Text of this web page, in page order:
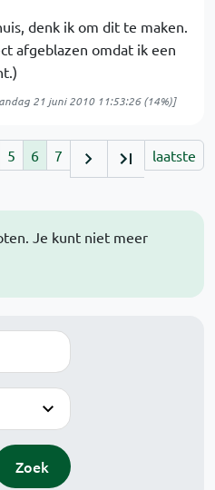
Je kunt niet meer
Zoek
denk ik om dit te maken.
afgeblazen omdat ik een
21 juni 2010 11:53:26(14%)]
5 6 7 laatste